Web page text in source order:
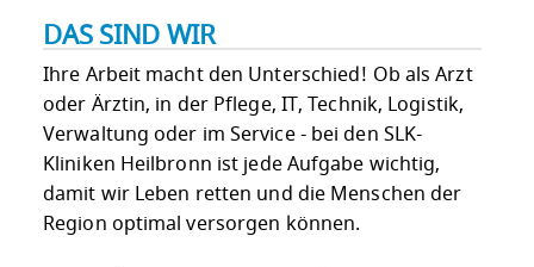
DAS SIND WIR
Ihre Arbeit macht den Unterschied! Ob als Arzt
oder Ärztin, in der Pflege, IT, Technik, Logistik,
Verwaltung oder im Service - bei den SLK-
Kliniken Heilbronn ist jede Aufgabe wichtig,
damit wir Leben retten und die Menschen der
Region optimal versorgen können.